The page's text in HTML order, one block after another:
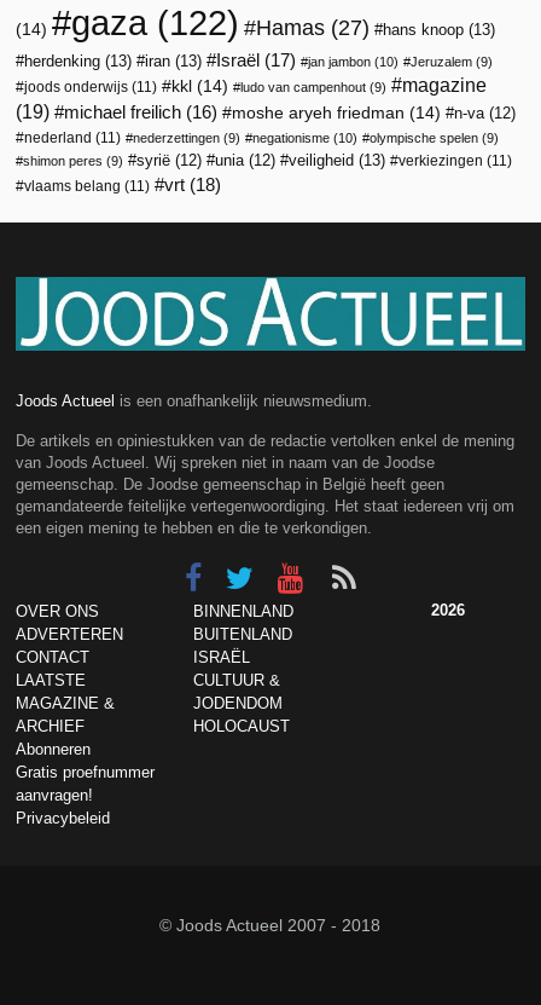
(14) gaza(122) Hamas (27) hans knoop (13)
herdenking (13) iran (13) Israël (17) jan jambon (10) Jeruzalem (9)
joods onderwijs (11) kkl (14) ludo van campenhout (9)
magazine
(19)
michael freilich (16) moshe aryeh friedman (14) n-va(12)
nederland (11) nederzettingen (9) negationisme (10) olympische spelen (9)
shimon peres (9) syrië (12) unia(12) veiligheid (13) verkiezingen (11)
vlaams belang (11) vrt (18)
Joods Actueel is een onafhankelijk nieuwsmedium.
De artikels en opiniestukken van de redactie vertolken enkel de mening
van Joods Actueel. Wij spreken niet in naam van de Joodse
gemeenschap. De Joodse gemeenschap in België heeft geen
gemandateerde feitelijke vertegenwoordiging. Het staat iedereen vrij om
een eigen mening te hebben en die te verkondigen.
OVER ONS
ADVERTEREN
CONTACT
LAATSTE
MAGAZINE &
ARCHIEF
Abonneren
Gratis proefnummer
aanvragen!
Privacybeleid
BINNENLAND
BUITENLAND
ISRAËL
CULTUUR &
JODENDOM
HOLOCAUST
2026
© Joods Actueel 2007 - 2018